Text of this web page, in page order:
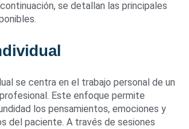
se detallan las principales
se centra en el trabajo personal de un
Este enfoque permite
los pensamientos, emociones y
del paciente. A través de sesiones